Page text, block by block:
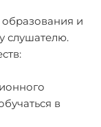
и
слушателю.
в